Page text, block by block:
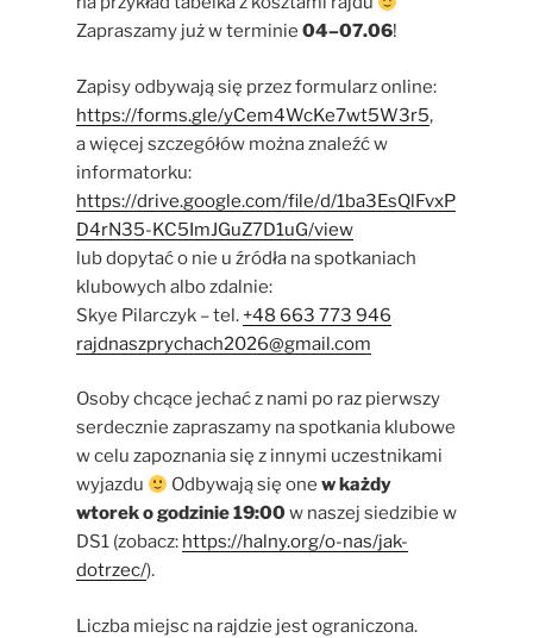
Zapraszamy już w terminie 04–07.06!
Zapisy odbywają się przez formularz online:
https://forms.gle/yCem4WcKe7wt5W3r5,
a więcej szczegółów można znaleźć w
informatorku:
https://drive.google.com/file/d/1ba3EsQlFvxP
D4rN35-KC5ImJGuZ7D1uG/view
lub dopytać o nie u źródła na spotkaniach
klubowych albo zdalnie:
Skye Pilarczyk – tel. +48 663 773 946
rajdnaszprychach2026@gmail.com
Osoby chcące jechać z nami po raz pierwszy
serdecznie zapraszamy na spotkania klubowe
w celu zapoznania się z innymi uczestnikami
wyjazdu
Odbywają się one w każdy
wtorek o godzinie 19:00w naszej siedzibie w
DS1 (zobacz: https://halny.org/o-nas/jak-
dotrzec/).
Liczba miejsc na rajdzie jest ograniczona.